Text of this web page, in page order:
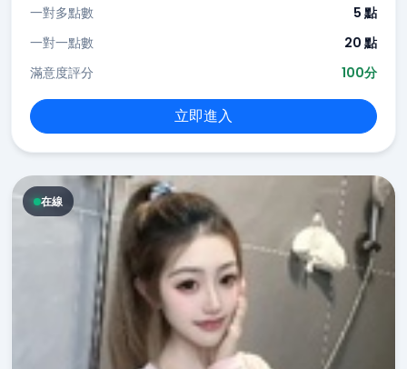
一對多點數
5 點
一對一點數
20 點
滿意度評分
100分
立即進入
在線